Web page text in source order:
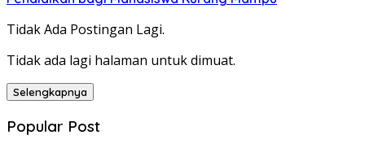
Tidak Ada Postingan Lagi.
Tidak ada lagi halaman untuk dimuat.
Selengkapnya
Popular Post